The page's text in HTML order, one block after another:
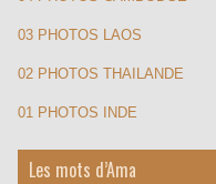
03 PHOTOS LAOS
02 PHOTOS THAILANDE
01 PHOTOS INDE
Les mots d’Ama